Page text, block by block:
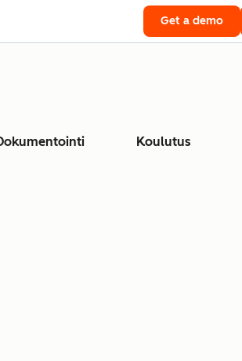
Get a demo
Koulutus